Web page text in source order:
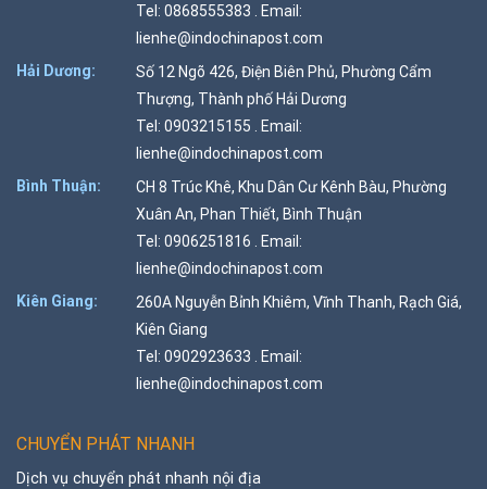
Tel: 0868555383 . Email:
lienhe@indochinapost.com
Hải Dương:
Số 12 Ngõ 426, Điện Biên Phủ, Phường Cẩm
Thượng, Thành phố Hải Dương
Tel: 0903215155 . Email:
lienhe@indochinapost.com
Bình Thuận:
CH 8 Trúc Khê, Khu Dân Cư Kênh Bàu, Phường
Xuân An, Phan Thiết, Bình Thuận
Tel: 0906251816 . Email:
lienhe@indochinapost.com
Kiên Giang:
260A Nguyễn Bỉnh Khiêm, Vĩnh Thanh, Rạch Giá,
Kiên Giang
Tel: 0902923633 . Email:
lienhe@indochinapost.com
CHUYỂN PHÁT NHANH
Dịch vụ chuyển phát nhanh nội địa